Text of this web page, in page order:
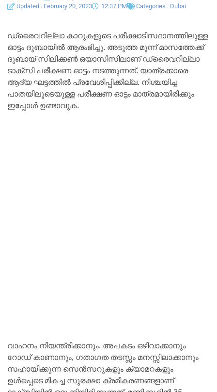
Updated : February 20, 2023
12:37 PM Categories : Dubai
ഡ്രൈവറില്ലാ കാറുകളുടെ പരീക്ഷാടിസ്ഥാനത്തിലുള്ള
ഓട്ടം ദുബായില്‍ ആരംഭിച്ചു. അടുത്ത മൂന്ന് മാസത്തേക്ക്
ദുബായ് സിലിക്കണ്‍ ഒയാസിസിലാണ് ഡ്രൈവറില്ലാ
ടാക്സി പരീക്ഷണ ഓട്ടം നടത്തുന്നത്. യാത്രക്കാരെ
ആദ്യ ഘട്ടത്തില്‍ പ്രവേശിപ്പിക്കില്ല. നിശ്ചയിച്ച
പാതയിലൂടെയുള്ള പരീക്ഷണ ഓട്ടം മാത്രമായിരിക്കും
ഇപ്പോള്‍ ഉണ്ടാവുക.
വാഹനം നിയന്ത്രിക്കാനും, അപകടം ഒഴിവാക്കാനും
റോഡ് കാണാനും, ഗതാഗത തടസ്സം മനസ്സിലാക്കാനും
സഹായിക്കുന്ന സെന്‍സറുകളും ക്യാമറകളും
ഉള്‍പ്പെടെ മികച്ച സുരക്ഷാ ക്രമീകരണങ്ങളാണ്